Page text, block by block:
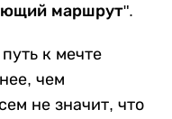
маршрут".
к мечте
чем
не значит, что